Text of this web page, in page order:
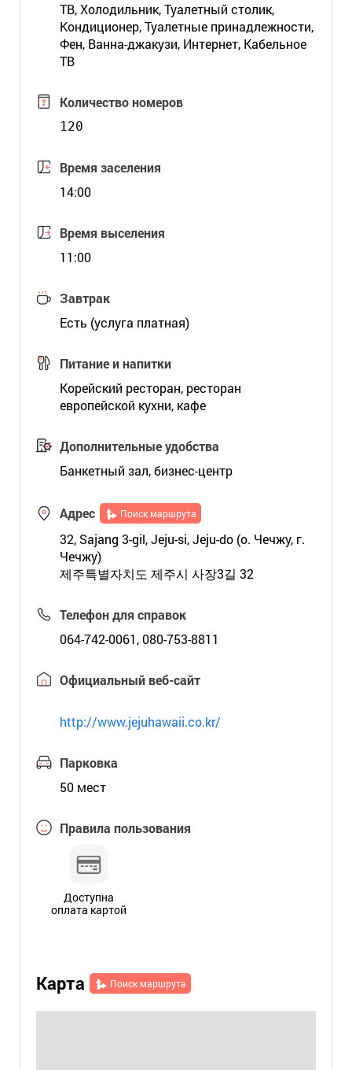
ТВ, Холодильник, Туалетный столик,
Кондиционер, Туалетные принадлежности,
Фен, Ванна-джакузи, Интернет, Кабельное
ТВ
Количество номеров
120
Время заселения
14:00
Время выселения
11:00
Завтрак
Есть (услуга платная)
Питание и напитки
Корейский ресторан, ресторан
европейской кухни, кафе
Дополнительные удобства
Банкетный зал, бизнес-центр
Адрес Поиск маршрута
32, Sajang 3-gil, Jeju-si, Jeju-do (о. Чечжу, г.
Чечжу)
제주특별자치도 제주시 사장3길 32
Телефон для справок
064-742-0061, 080-753-8811
Официальный веб-сайт
http://www.jejuhawaii.co.kr/
Парковка
50 мест
Правила пользования
Доступна
оплата картой
Карта Поиск маршрута